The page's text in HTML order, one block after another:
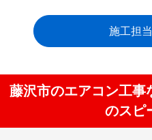
施工担
藤沢市のエアコン工事
のスピ